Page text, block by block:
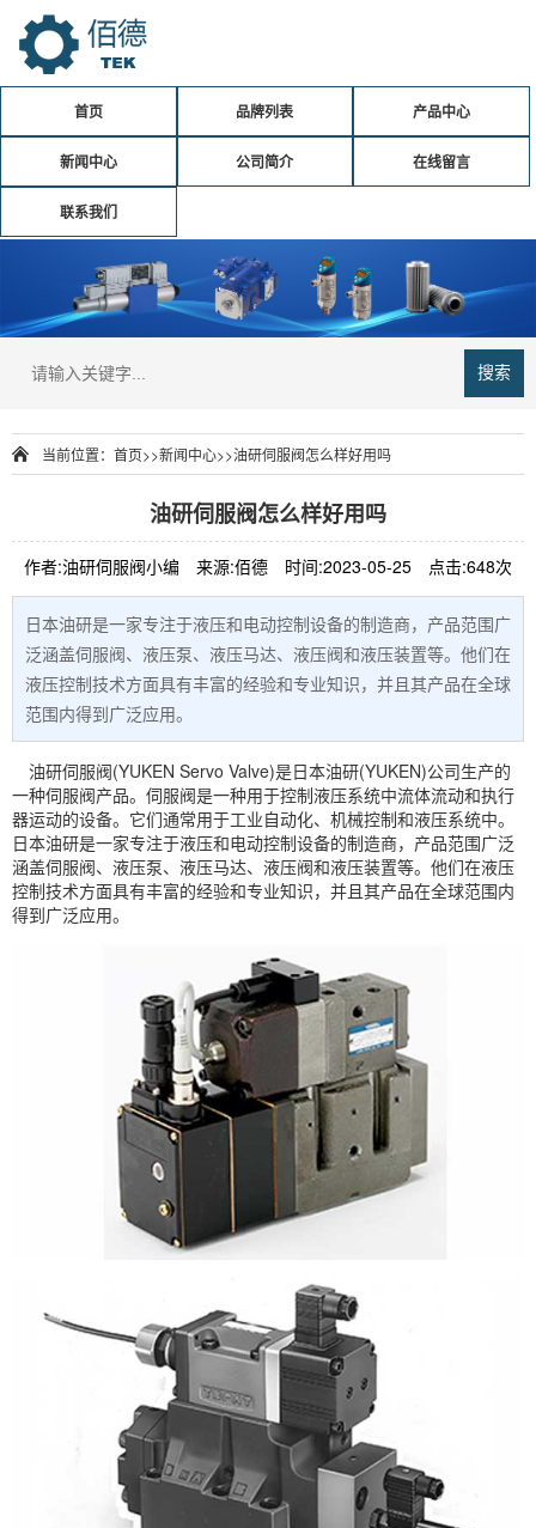
首页 品牌列表 产品中心
新闻中心 公司简介 在线留言
联系我们
搜索
当前位置： 首页>>新闻中心>>油研伺服阀怎么样好用吗
油研伺服阀怎么样好用吗
作者:油研伺服阀小编 来源:佰德 时间:2023-05-25 点击:648次
日本油研是一家专注于液压和电动控制设备的制造商，产品范围广
泛涵盖伺服阀、液压泵、液压马达、液压阀和液压装置等。他们在
液压控制技术方面具有丰富的经验和专业知识，并且其产品在全球
范围内得到广泛应用。
油研伺服阀(YUKEN Servo Valve)是日本油研(YUKEN)公司生产的
一种伺服阀产品。伺服阀是一种用于控制液压系统中流体流动和执行
器运动的设备。它们通常用于工业自动化、机械控制和液压系统中。
日本油研是一家专注于液压和电动控制设备的制造商，产品范围广泛
涵盖伺服阀、 液压泵、液压马达、 液压阀和液压装置等。他们在液压
控制技术方面具有丰富的经验和专业知识，并且其产品在全球范围内
得到广泛应用。